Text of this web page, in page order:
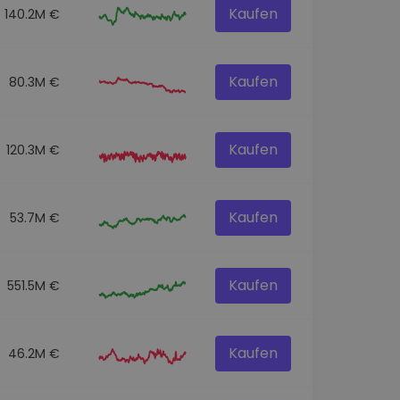
140.2M € Kaufen
80.3M € Kaufen
120.3M € Kaufen
53.7M € Kaufen
551.5M € Kaufen
46.2M € Kaufen